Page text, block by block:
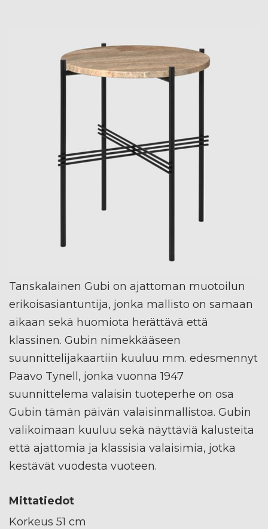
Tanskalainen Gubi on ajattoman muotoilun
erikoisasiantuntija, jonka mallisto on samaan
aikaan sekä huomiota herättävä että
klassinen. Gubin nimekkääseen
suunnittelijakaartiin kuuluu mm. edesmennyt
Paavo Tynell, jonka vuonna 1947
suunnittelema valaisin tuoteperhe on osa
Gubin tämän päivän valaisinmallistoa. Gubin
valikoimaan kuuluu sekä näyttäviä kalusteita
että ajattomia ja klassisia valaisimia, jotka
kestävät vuodesta vuoteen.
Mittatiedot
Korkeus 51 cm